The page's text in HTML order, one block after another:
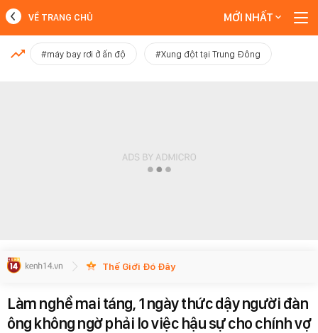
MỚI NHẤT
VỀ TRANG CHỦ MỚI NHẤT
#máy bay rơi ở ấn độ #Xung đột tại Trung Đông
Thế Giới Đó Đây
Làm nghề mai táng, 1 ngày thức dậy người đàn
ông không ngờ phải lo việc hậu sự cho chính vợ